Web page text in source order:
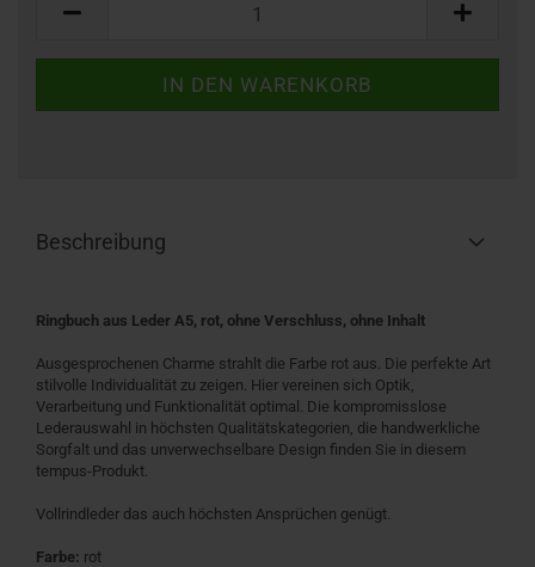
Beschreibung
Ringbuch aus Leder A5, rot, ohne Verschluss, ohne Inhalt
Ausgesprochenen Charme strahlt die Farbe rot aus. Die perfekte Art
stilvolle Individualität zu zeigen. Hier vereinen sich Optik,
Verarbeitung und Funktionalität optimal. Die kompromisslose
Lederauswahl in höchsten Qualitätskategorien, die handwerkliche
Sorgfalt und das unverwechselbare Design finden Sie in diesem
tempus-Produkt.
Vollrindleder das auch höchsten Ansprüchen genügt.
Farbe: rot